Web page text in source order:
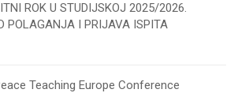
ROK U STUDIJSKOJ 2025/2026.
POLAGANJA I PRIJAVA ISPITA
Teaching Europe Conference